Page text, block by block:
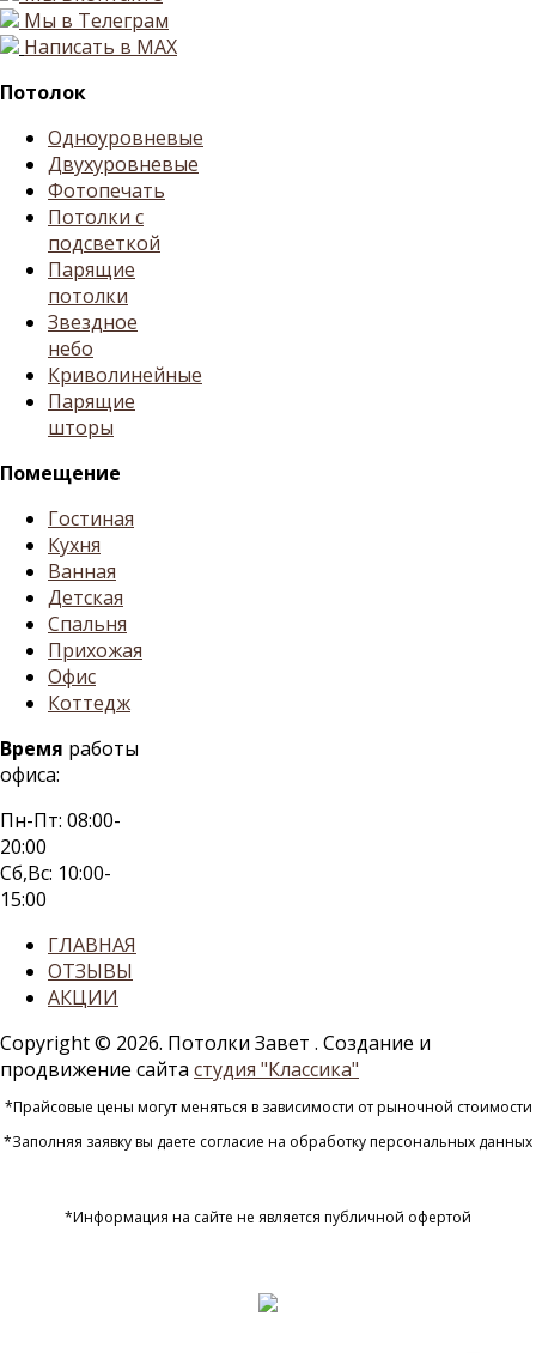
Мы в Телеграм
Написать в MAX
Потолок
Одноуровневые
Двухуровневые
Фотопечать
Потолки с
подсветкой
Парящие
потолки
Звездное
небо
Криволинейные
Парящие
шторы
Помещение
Гостиная
Кухня
Ванная
Детская
Спальня
Прихожая
Офис
Коттедж
Время работы
офиса:
Пн-Пт: 08:00-
20:00
Сб,Вс: 10:00-
15:00
ГЛАВНАЯ
ОТЗЫВЫ
АКЦИИ
Copyright © 2026. Потолки Завет . Создание и
продвижение сайта студия "Классика"
*Прайсовые цены могут меняться в зависимости от рыночной стоимости
*Заполняя заявку вы даете согласие на обработку персональных данных
*Информация на сайте не является публичной офертой